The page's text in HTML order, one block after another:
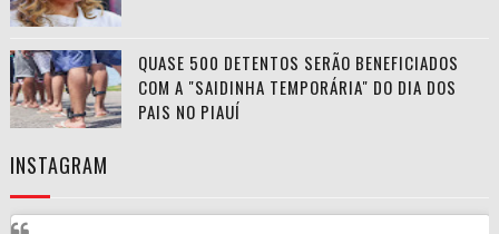
QUASE 500 DETENTOS SERÃO BENEFICIADOS
COM A "SAIDINHA TEMPORÁRIA" DO DIA DOS
PAIS NO PIAUÍ
INSTAGRAM